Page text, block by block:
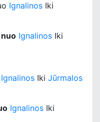
Ignalinos Iki
Ignalinos Iki
Ignalinos Iki Jūrmalos
Ignalinos Iki